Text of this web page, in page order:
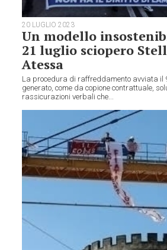
20 LUGLIO 2023
Un modello
21 luglio sciopero
Atessa
La procedura di raffreddamento avviata il
generato, come da copione contrattuale,
rassicurazioni verbali che...